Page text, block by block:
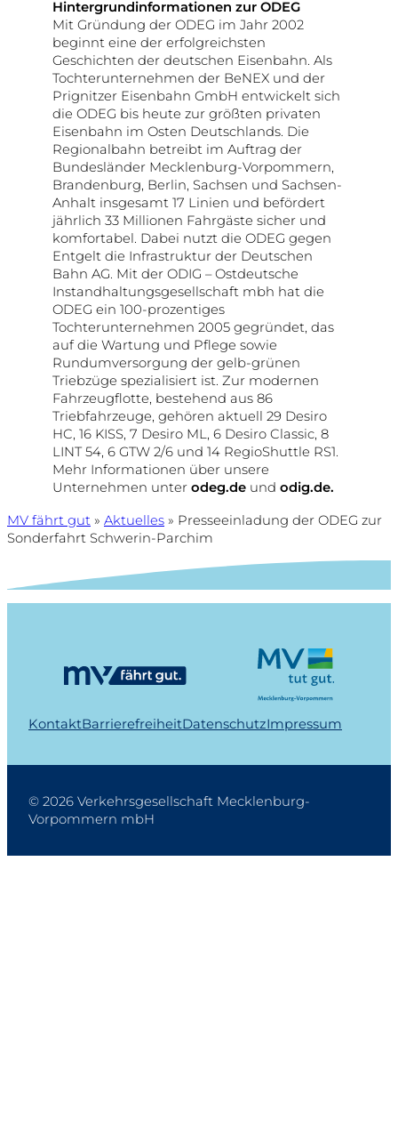
Hintergrundinformationen zur ODEG
Mit Gründung der ODEG im Jahr 2002
beginnt eine der erfolgreichsten
Geschichten der deutschen Eisenbahn. Als
Tochterunternehmen der BeNEX und der
Prignitzer Eisenbahn GmbH entwickelt sich
die ODEG bis heute zur größten privaten
Eisenbahn im Osten Deutschlands. Die
Regionalbahn betreibt im Auftrag der
Bundesländer Mecklenburg-Vorpommern,
Brandenburg, Berlin, Sachsen und Sachsen-
Anhalt insgesamt 17 Linien und befördert
jährlich 33 Millionen Fahrgäste sicher und
komfortabel. Dabei nutzt die ODEG gegen
Entgelt die Infrastruktur der Deutschen
Bahn AG. Mit der ODIG – Ostdeutsche
Instandhaltungsgesellschaft mbh hat die
ODEG ein 100-prozentiges
Tochterunternehmen 2005 gegründet, das
auf die Wartung und Pflege sowie
Rundumversorgung der gelb-grünen
Triebzüge spezialisiert ist. Zur modernen
Fahrzeugflotte, bestehend aus 86
Triebfahrzeuge, gehören aktuell 29 Desiro
HC, 16 KISS, 7 Desiro ML, 6 Desiro Classic, 8
LINT 54, 6 GTW 2/6 und 14 RegioShuttle RS1.
Mehr Informationen über unsere
Unternehmen unter odeg.de und odig.de.
MV fährt gut » Aktuelles » Presseeinladung der ODEG zur
Sonderfahrt Schwerin-Parchim
KontaktBarrierefreiheitDatenschutzImpressum
© 2026 Verkehrsgesellschaft Mecklenburg-
Vorpommern mbH